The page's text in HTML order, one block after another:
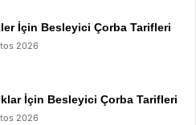
İçin Besleyici Çorba Tarifleri
2026
İçin Besleyici Çorba Tarifleri
2026